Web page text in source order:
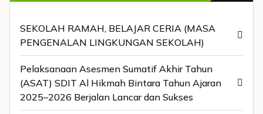
SEKOLAH RAMAH, BELAJAR CERIA (MASA
PENGENALAN LINGKUNGAN SEKOLAH)
Pelaksanaan Asesmen Sumatif Akhir Tahun
(ASAT) SDIT Al Hikmah Bintara Tahun Ajaran
2025–2026 Berjalan Lancar dan Sukses